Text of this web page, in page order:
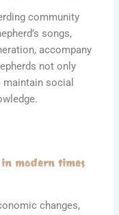
community
songs,
accompany
not only
social
modern times
changes,